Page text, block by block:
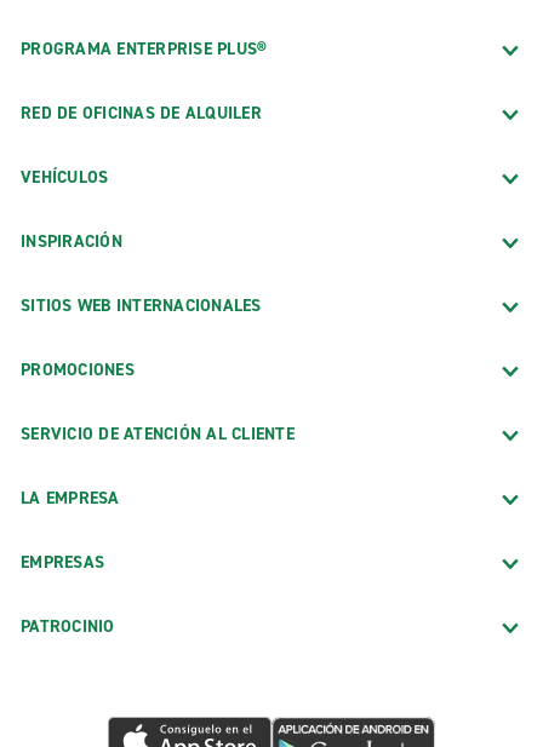
PROGRAMA ENTERPRISE PLUS®
RED DE OFICINAS DE ALQUILER
VEHÍCULOS
INSPIRACIÓN
SITIOS WEB INTERNACIONALES
PROMOCIONES
SERVICIO DE ATENCIÓN AL CLIENTE
LA EMPRESA
EMPRESAS
PATROCINIO